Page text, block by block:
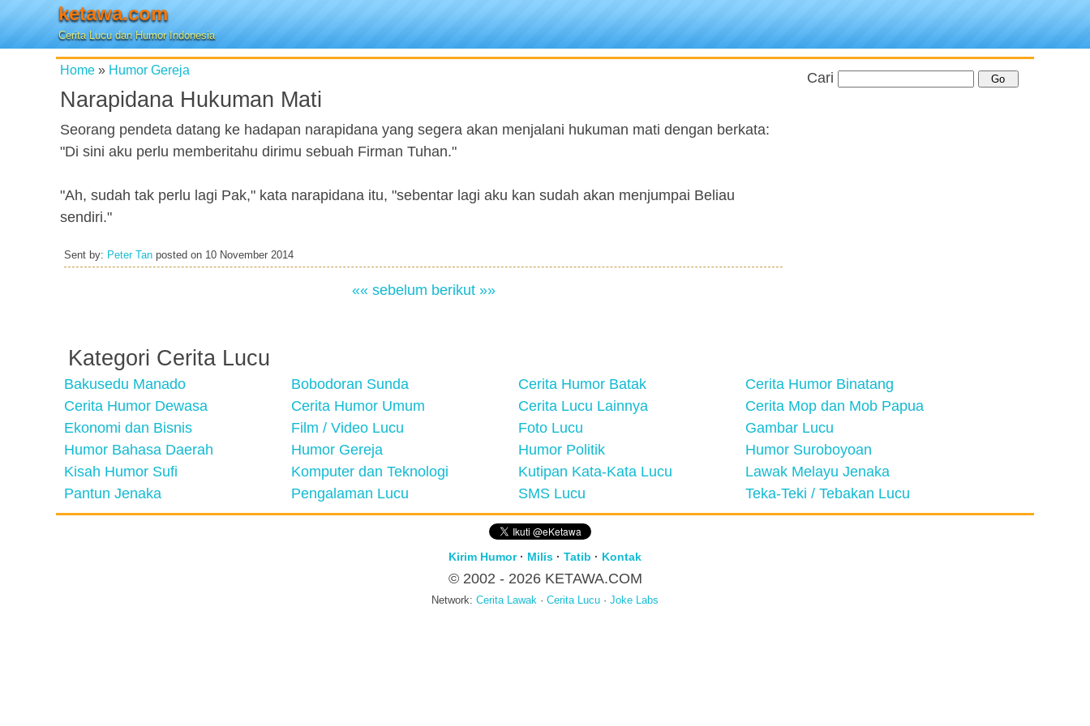
ketawa.com
Cerita Lucu dan Humor Indonesia
Home » Humor Gereja
Narapidana Hukuman Mati
Seorang pendeta datang ke hadapan narapidana yang segera akan menjalani hukuman mati dengan berkata:
"Di sini aku perlu memberitahu dirimu sebuah Firman Tuhan."
"Ah, sudah tak perlu lagi Pak," kata narapidana itu, "sebentar lagi aku kan sudah akan menjumpai Beliau
sendiri."
Sent by: Peter Tan posted on 10 November 2014
«« sebelum berikut »»
Cari
Kategori Cerita Lucu
Bakusedu Manado Bobodoran Sunda Cerita Humor Batak
Cerita Humor Binatang
Cerita Humor Dewasa
Cerita Humor Umum Cerita Lucu Lainnya
Cerita Mop dan Mob Papua
Ekonomi dan Bisnis
Film / Video Lucu Foto Lucu
Gambar Lucu
Humor Bahasa Daerah
Humor Gereja Humor Politik
Humor Suroboyoan
Kisah Humor Sufi
Komputer dan Teknologi Kutipan Kata-Kata Lucu
Lawak Melayu Jenaka
Pantun Jenaka
Pengalaman Lucu SMS Lucu Teka-Teki / Tebakan Lucu
Kirim Humor· Milis · Tatib · Kontak
© 2002 - 2026 KETAWA.COM
Network: Cerita Lawak · Cerita Lucu · Joke Labs